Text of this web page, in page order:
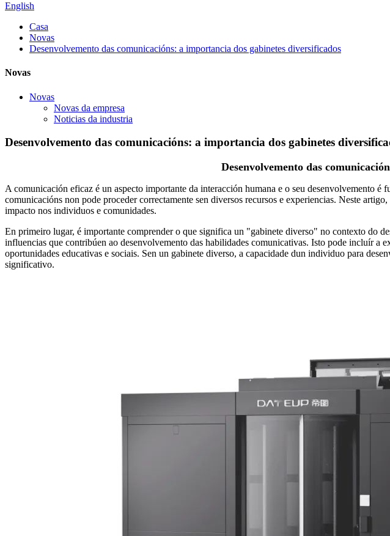
English
Casa
Novas
Desenvolvemento das comunicacións: a importancia dos gabinetes diversificados
Novas
Novas
Novas da empresa
Noticias da industria
Desenvolvemento das comunicacións: a importancia dos gabinetes
Desenvolvemento das
A comunicación eficaz é un aspecto importante da interacción humana e o seu desenvolvemento
comunicacións non pode proceder correctamente sen diversos recursos e experiencias. Neste
impacto nos individuos e comunidades.
En primeiro lugar, é importante comprender o que significa un "gabinete diverso" no contexto do
influencias que contribúen ao desenvolvemento das habilidades comunicativas. Isto pode incluír a
oportunidades educativas e sociais. Sen un gabinete diverso, a capacidade dun individuo para
significativo.